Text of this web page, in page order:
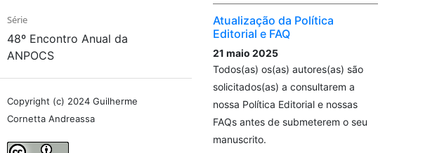
Série
48º Encontro Anual da
ANPOCS
Copyright (c) 2024 Guilherme
Cornetta Andreassa
Atualização da Política
Editorial e FAQ
21 maio 2025
Todos(as) os(as) autores(as) são
solicitados(as) a consultarem a
nossa Política Editorial e nossas
FAQs antes de submeterem o seu
manuscrito.